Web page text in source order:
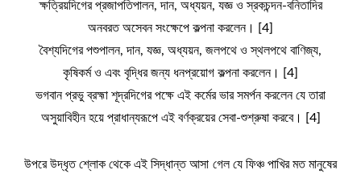
ক্ষত্রিয়দিগের প্রজাপতিপালন, দান, অধ্যয়ন, যজ্ঞ ও স্রকচন্দন-বনিতাদির
অনবরত অসেবন সংক্ষেপে কল্পনা করলেন। [4]
বৈশ্যদিগের পশুপালন, দান, যজ্ঞ, অধ্যয়ন, জলপথে ও স্থলপথে বাণিজ্য,
কৃষিকর্ম ও এবং বৃদ্ধির জন্য ধনপ্রয়োগ কল্পনা করলেন। [4]
ভগবান প্রভু ব্রহ্মা শূদ্রদিগের পক্ষে এই কর্মের ভার সমর্পন করলেন যে তারা
অসুয়াবিহীন হয়ে প্রাধান্যরূপে এই বর্ণক্রয়ের সেবা-শুশ্রুষা করবে। [4]
উপরে উদ্ধৃত শ্লোক থেকে এই সিদ্ধান্ত আসা গেল যে ফিঞ্চ পাখির মত মানুষের